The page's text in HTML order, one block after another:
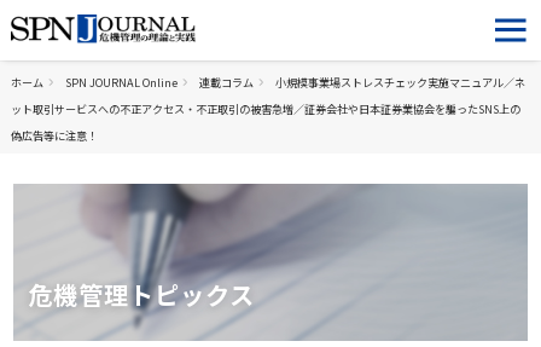
ホーム SPN JOURNAL Online 連載コラム
小規模事業場ストレスチェック実施マニュアル／ネ
ット取引サービスへの不正アクセス・不正取引の被害急増／証券会社や日本証券業協会を騙ったSNS上の
偽広告等に注意！
危機管理トピックス